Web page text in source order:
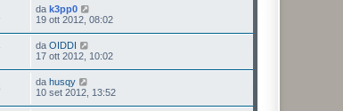
da k3pp0
19 ott 2012, 08:02
da OIDDI
17 ott 2012, 10:02
da husqy
10 set 2012, 13:52